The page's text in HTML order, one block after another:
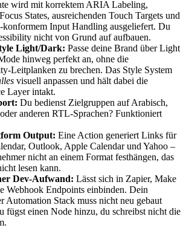
wird mit korrektem ARIA Labeling,
States, ausreichenden Touch Targets und
Input Handling ausgeliefert. Du
nicht von Grund auf aufbauen.
Light/Dark: Passe deine Brand über Light
hinweg perfekt an, ohne die
Leitplanken zu brechen. Das Style System
visuell anpassen und hält dabei die
Layer intakt.
Du bedienst Zielgruppen auf Arabisch,
anderen RTL-Sprachen? Funktioniert
Output: Eine Action generiert Links für
Outlook, Apple Calendar und Yahoo –
nicht an einem Format festhängen, das
lesen kann.
Dev-Aufwand: Lässt sich in Zapier, Make
Webhook Endpoints einbinden. Dein
Automation Stack muss nicht neu gebaut
fügst einen Node hinzu, du schreibst nicht die